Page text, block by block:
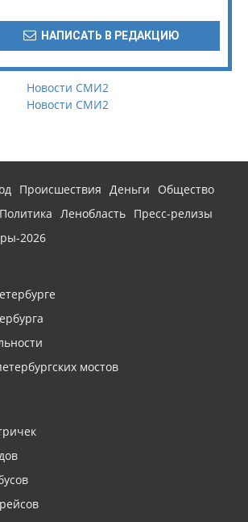
НАПИСАТЬ В РЕДАКЦИЮ
Новости СМИ2
Новости СМИ2
Происшествия Деньги
Общество
Политика Ленобласть Пресс-релизы
2026
мостов